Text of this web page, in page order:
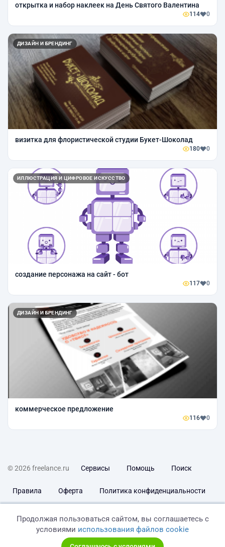
открытка и набор наклеек на День Святого Валентина
114 0
ДИЗАЙН И БРЕНДИНГ
визитка для флористической студии Букет-Шоколад
180 0
ИЛЛЮСТРАЦИЯ И ЦИФРОВОЕ ИСКУССТВО
создание персонажа на сайт - бот
117 0
ДИЗАЙН И БРЕНДИНГ
коммерческое предложение
116 0
© 2026 freelance.ru Сервисы Помощь Поиск
Правила Оферта Политика конфиденциальности
Продолжая пользоваться сайтом, вы соглашаетесь с
условиями использования файлов cookie